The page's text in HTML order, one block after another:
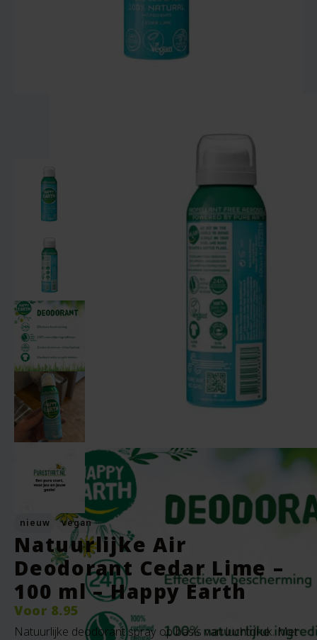
nieuw vegan
Natuurlijke Air
Deodorant Cedar Lime –
100 ml – Happy Earth
Voor 8.95
Natuurlijke deodorant spray op basis van luchtdruk. Met